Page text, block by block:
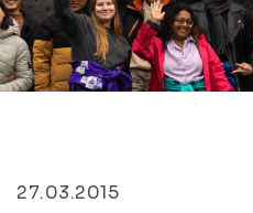
27.03.2015